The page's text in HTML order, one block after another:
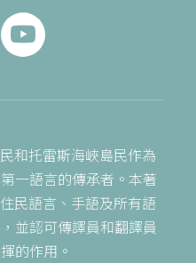
和托雷斯海峽島民作為
一語言的傳承者。本著
民語言、手語及所有語
並認可傳譯員和翻譯員
的作用。